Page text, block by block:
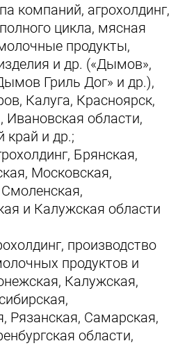
компаний, агрохолдинг,
цикла, мясная
продукты,
и др. («Дымов»,
Гриль Дог» и др.),
Калуга, Красноярск,
Ивановская области,
край и др.;
Брянская,
Московская,
и Калужская области
производство
продуктов и
Калужская,
Рязанская, Самарская,
области,